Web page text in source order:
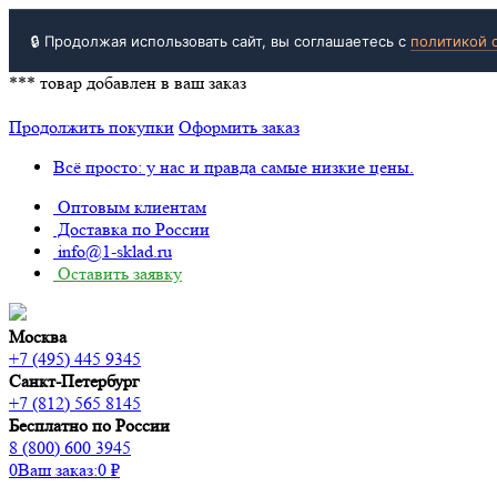
🔒 Продолжая использовать сайт, вы соглашаетесь с политикой
*** товар добавлен в ваш заказ
Продолжить покупки Оформить заказ
Всё просто: у нас и правда самые низкие цены.
Оптовым клиентам
Доставка по России
info@1-sklad.ru
Оставить заявку
Москва
+7 (495) 445 9345
Санкт-Петербург
+7 (812) 565 8145
Бесплатно по России
8 (800) 600 3945
0Ваш заказ:0 ₽